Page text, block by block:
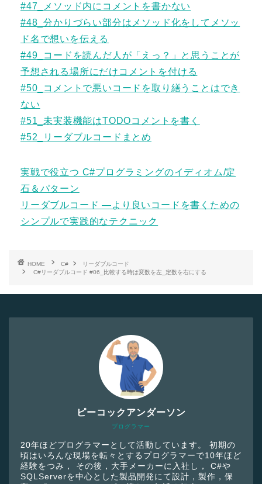
#47_メソッド内にコメントを書かない
#48_分かりづらい部分はメソッド化をしてメソッ
ド名で想いを伝える
#49_コードを読んだ人が「えっ？」と思うことが
予想される場所にだけコメントを付ける
#50_コメントで悪いコードを取り繕うことはでき
ない
#51_未実装機能はTODOコメントを書く
#52_リーダブルコードまとめ
実戦で役立つ C#プログラミングのイディオム/定
石＆パターン
リーダブルコード ―より良いコードを書くための
シンプルで実践的なテクニック
HOME C#
リーダブルコード
C#リーダブルコード #06_比較する時は変数を左_定数を右にする
プログラマー
ピーコックアンダーソン
20年ほどプログラマーとして活動しています。 初期の
頃はいろんな現場を転々とするプログラマーで10年ほど
経験をつみ， その後，大手メーカーに入社し， C#や
SQLServerを中心とした製品開発にて設計，製作，保